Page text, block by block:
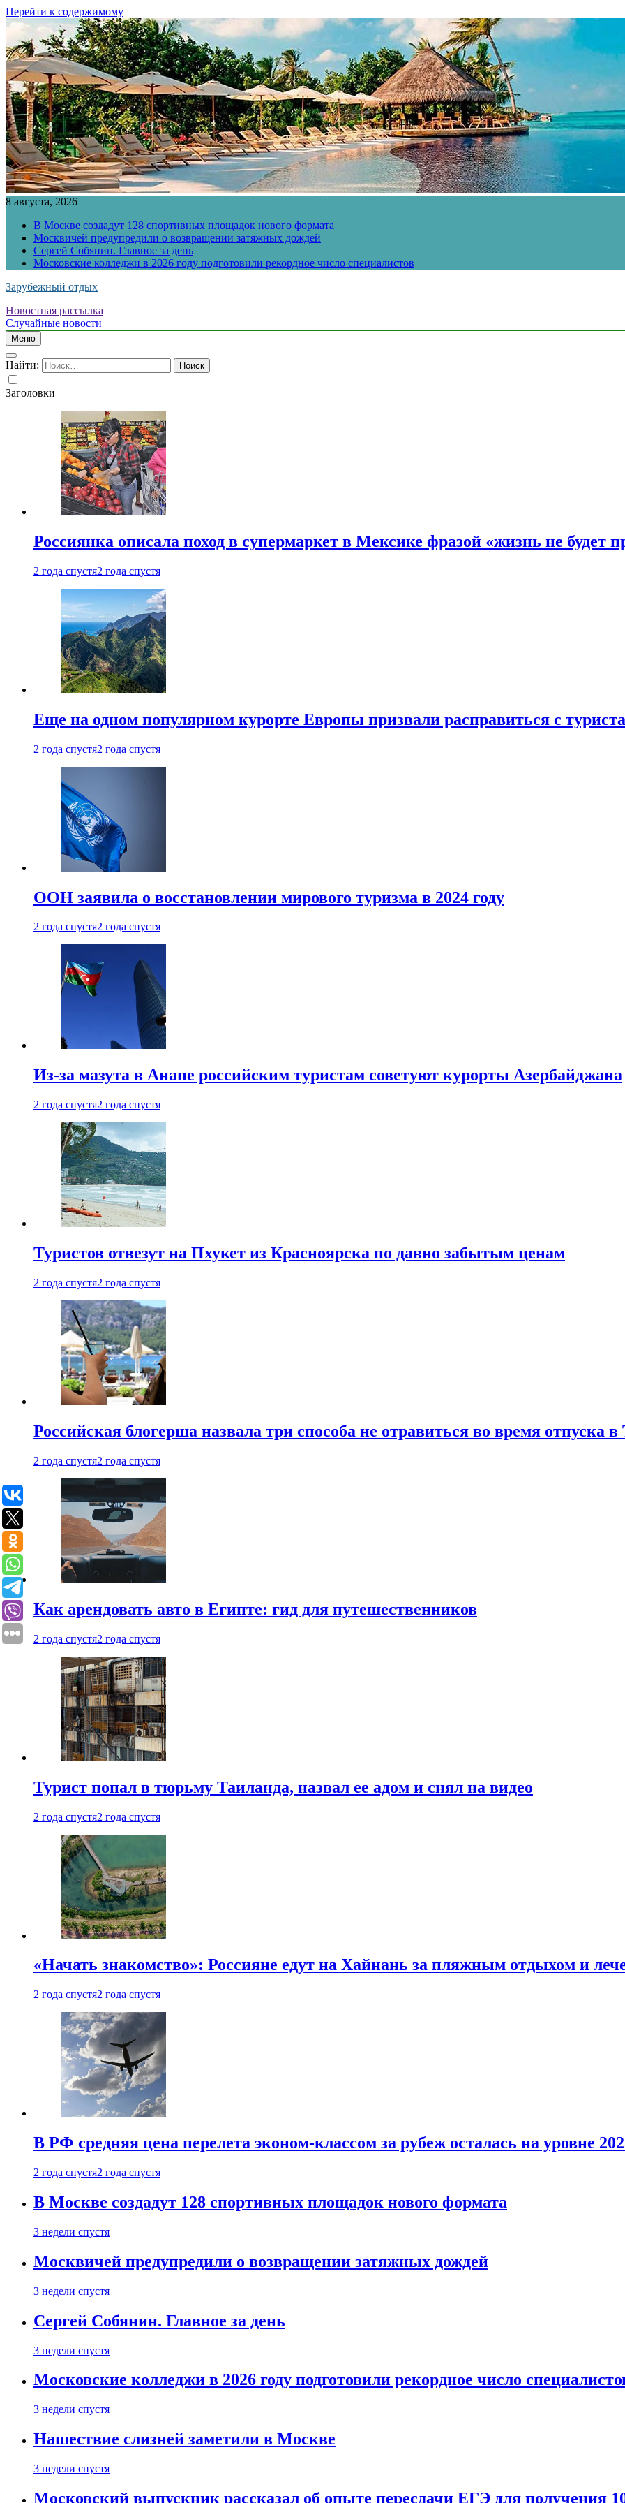
Перейти к содержимому
8 августа, 2026
В Москве создадут 128 спортивных площадок нового формата
Москвичей предупредили о возвращении затяжных дождей
Сергей Собянин. Главное за день
Московские колледжи в 2026 году подготовили рекордное число специалистов
Зарубежный отдых
Новостная рассылка
Случайные новости
Меню
Найти:
Заголовки
Россиянка описала поход в супермаркет в Мексике фразой «жизнь не будет
2 года спустя2 года спустя
Еще на одном популярном курорте Европы призвали расправиться с
2 года спустя2 года спустя
ООН заявила о восстановлении мирового туризма в 2024 году
2 года спустя2 года спустя
Из-за мазута в Анапе российским туристам советуют курорты Азербайджана
2 года спустя2 года спустя
Туристов отвезут на Пхукет из Красноярска по давно забытым ценам
2 года спустя2 года спустя
Российская блогерша назвала три способа не отравиться во время отпуска в
2 года спустя2 года спустя
Как арендовать авто в Египте: гид для путешественников
2 года спустя2 года спустя
Турист попал в тюрьму Таиланда, назвал ее адом и снял на видео
2 года спустя2 года спустя
«Начать знакомство»: Россияне едут на Хайнань за пляжным отдыхом и
2 года спустя2 года спустя
В РФ средняя цена перелета эконом-классом за рубеж осталась на уровне
2 года спустя2 года спустя
В Москве создадут 128 спортивных площадок нового формата
3 недели спустя
Москвичей предупредили о возвращении затяжных дождей
3 недели спустя
Сергей Собянин. Главное за день
3 недели спустя
Московские колледжи в 2026 году подготовили рекордное число
3 недели спустя
Нашествие слизней заметили в Москве
3 недели спустя
Московский выпускник рассказал об опыте пересдачи ЕГЭ для получения